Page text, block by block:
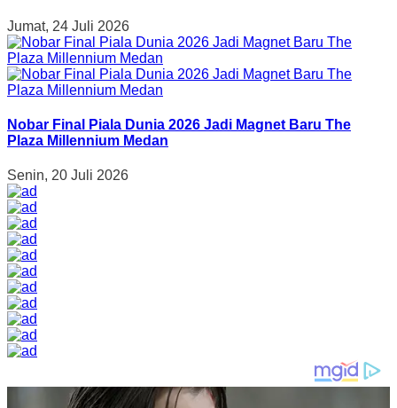
Jumat, 24 Juli 2026
Nobar Final Piala Dunia 2026 Jadi Magnet Baru The
Plaza Millennium Medan
Senin, 20 Juli 2026